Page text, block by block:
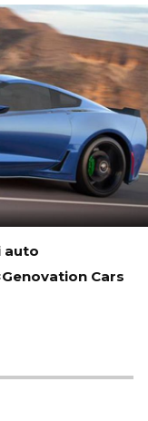
auto
Genovation Cars